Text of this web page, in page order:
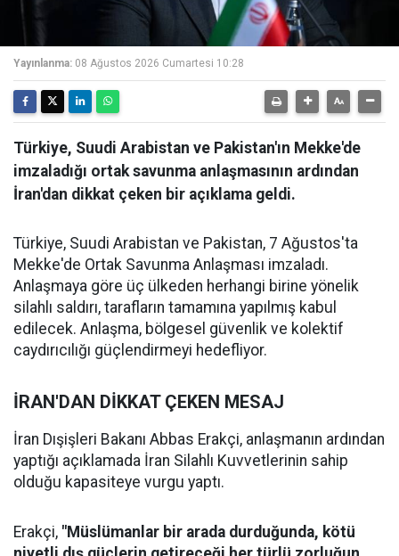
Yayınlanma: 08 Ağustos 2026 Cumartesi 10:28
Türkiye, Suudi Arabistan ve Pakistan'ın Mekke'de
imzaladığı ortak savunma anlaşmasının ardından
İran'dan dikkat çeken bir açıklama geldi.
Türkiye, Suudi Arabistan ve Pakistan, 7 Ağustos'ta
Mekke'de Ortak Savunma Anlaşması imzaladı.
Anlaşmaya göre üç ülkeden herhangi birine yönelik
silahlı saldırı, tarafların tamamına yapılmış kabul
edilecek. Anlaşma, bölgesel güvenlik ve kolektif
caydırıcılığı güçlendirmeyi hedefliyor.
İRAN'DAN DİKKAT ÇEKEN MESAJ
İran Dışişleri Bakanı Abbas Erakçi, anlaşmanın ardından
yaptığı açıklamada İran Silahlı Kuvvetlerinin sahip
olduğu kapasiteye vurgu yaptı.
Erakçi, "Müslümanlar bir arada durduğunda, kötü